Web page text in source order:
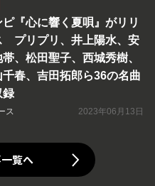
ピ『心に響く夏唄』がリリ
プリプリ、井上陽水、安
、松田聖子、西城秀樹、
千春、吉田拓郎ら36の名曲
録
ス 2023年06月13日
覧へ